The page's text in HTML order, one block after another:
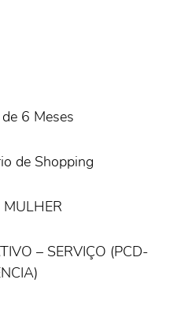
6 Meses
de Shopping
– SERVIÇO (PCD-